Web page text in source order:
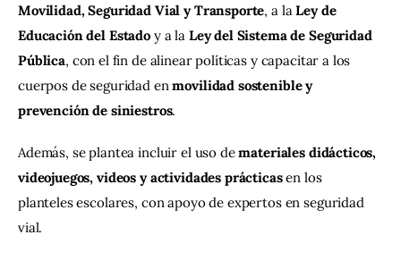
Movilidad, Seguridad Vial y Transporte, a la Ley de
Educación del Estado y a la Ley del Sistema de Seguridad
Pública, con el fin de alinear políticas y capacitar a los
cuerpos de seguridad en movilidad sostenible y
prevención de siniestros.
Además, se plantea incluir el uso de materiales didácticos,
videojuegos, videos y actividades prácticas en los
planteles escolares, con apoyo de expertos en seguridad
vial.